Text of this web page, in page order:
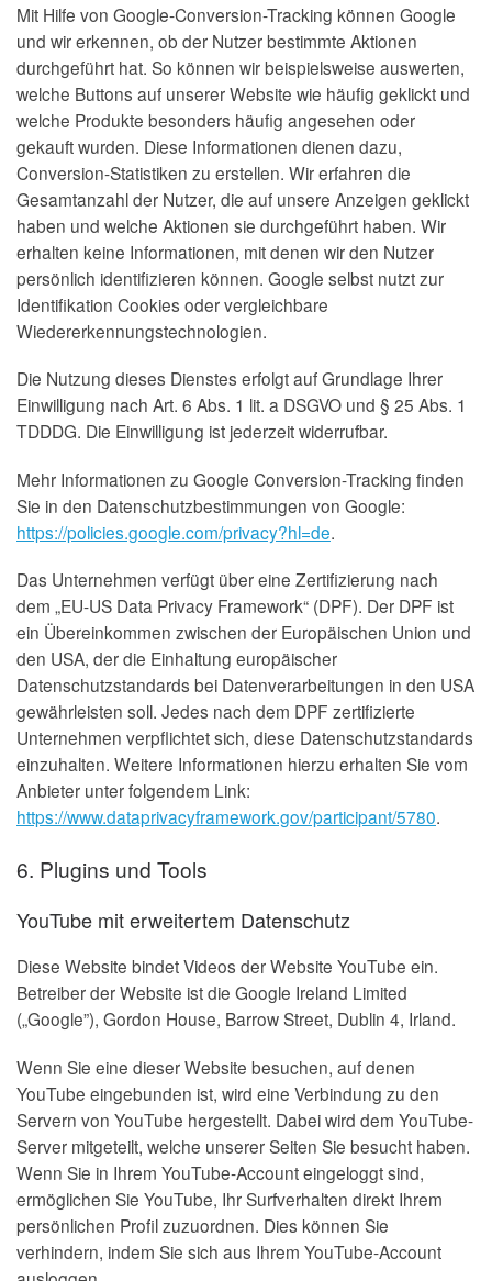
Mit Hilfe von Google-Conversion-Tracking können Google
und wir erkennen, ob der Nutzer bestimmte Aktionen
durchgeführt hat. So können wir beispielsweise auswerten,
welche Buttons auf unserer Website wie häufig geklickt und
welche Produkte besonders häufig angesehen oder
gekauft wurden. Diese Informationen dienen dazu,
Conversion-Statistiken zu erstellen. Wir erfahren die
Gesamtanzahl der Nutzer, die auf unsere Anzeigen geklickt
haben und welche Aktionen sie durchgeführt haben. Wir
erhalten keine Informationen, mit denen wir den Nutzer
persönlich identifizieren können. Google selbst nutzt zur
Identifikation Cookies oder vergleichbare
Wiedererkennungstechnologien.
Die Nutzung dieses Dienstes erfolgt auf Grundlage Ihrer
Einwilligung nach Art. 6 Abs. 1 lit. a DSGVO und § 25 Abs. 1
TDDDG. Die Einwilligung ist jederzeit widerrufbar.
Mehr Informationen zu Google Conversion-Tracking finden
Sie in den Datenschutzbestimmungen von Google:
https://policies.google.com/privacy?hl=de.
Das Unternehmen verfügt über eine Zertifizierung nach
dem „EU-US Data Privacy Framework“ (DPF). Der DPF ist
ein Übereinkommen zwischen der Europäischen Union und
den USA, der die Einhaltung europäischer
Datenschutzstandards bei Datenverarbeitungen in den USA
gewährleisten soll. Jedes nach dem DPF zertifizierte
Unternehmen verpflichtet sich, diese Datenschutzstandards
einzuhalten. Weitere Informationen hierzu erhalten Sie vom
Anbieter unter folgendem Link:
https://www.dataprivacyframework.gov/participant/5780.
6. Plugins und Tools
YouTube mit erweitertem Datenschutz
Diese Website bindet Videos der Website YouTube ein.
Betreiber der Website ist die Google Ireland Limited
(„Google”), Gordon House, Barrow Street, Dublin 4, Irland.
Wenn Sie eine dieser Website besuchen, auf denen
YouTube eingebunden ist, wird eine Verbindung zu den
Servern von YouTube hergestellt. Dabei wird dem YouTube-
Server mitgeteilt, welche unserer Seiten Sie besucht haben.
Wenn Sie in Ihrem YouTube-Account eingeloggt sind,
ermöglichen Sie YouTube, Ihr Surfverhalten direkt Ihrem
persönlichen Profil zuzuordnen. Dies können Sie
verhindern, indem Sie sich aus Ihrem YouTube-Account